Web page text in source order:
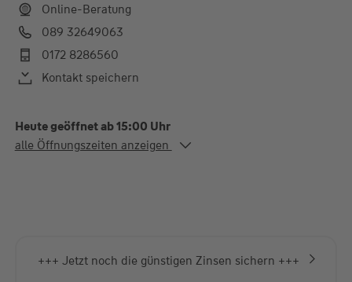
Online-Beratung
089 32649063
0172 8286560
Kontakt speichern
Heute geöffnet ab 15:00 Uhr
Alle Öffnungszeiten
alle Öffnungszeiten anzeigen
+++ Jetzt noch die günstigen Zinsen sichern +++